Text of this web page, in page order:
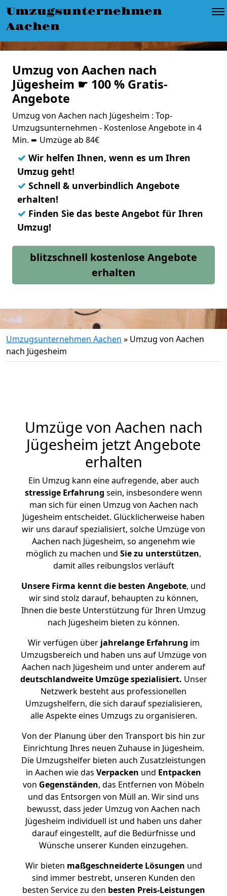
Umzugsunternehmen
Aachen
Umzug von Aachen nach
Jügesheim ☛ 100 % Gratis-
Angebote
Umzug von Aachen nach Jügesheim : Top-
Umzugsunternehmen - Kostenlose Angebote in 4
Min. ➨ Umzüge ab 84€
✓ Wir helfen Ihnen, wenn es um Ihren
Umzug geht!
✓ Schnell & unverbindlich Angebote
erhalten!
✓ Finden Sie das beste Angebot für Ihren
Umzug!
blitzschnell kostenlose Angebote
erhalten
Umzugsunternehmen Aachen » Umzug von Aachen
nach Jügesheim
Umzüge von Aachen nach
Jügesheim jetzt Angebote
erhalten
Ein Umzug kann eine aufregende, aber auch
stressige Erfahrung sein, insbesondere wenn
man sich für einen Umzug von Aachen nach
Jügesheim entscheidet. Glücklicherweise haben
wir uns darauf spezialisiert, solche Umzüge von
Aachen nach Jügesheim, so angenehm wie
möglich zu machen und Sie zu unterstützen,
damit alles reibungslos verläuft
Unsere Firma kennt die besten Angebote, und
wir sind stolz darauf, behaupten zu können,
Ihnen die beste Unterstützung für Ihren Umzug
nach Jügesheim bieten zu können.
Wir verfügen überjahrelange Erfahrung im
Umzugsbereich und haben uns auf Umzüge von
Aachen nach Jügesheim und unter anderem auf
deutschlandweite Umzüge spezialisiert. Unser
Netzwerk besteht aus professionellen
Umzugshelfern, die sich darauf spezialisieren,
alle Aspekte eines Umzugs zu organisieren.
Von der Planung über den Transport bis hin zur
Einrichtung Ihres neuen Zuhause in Jügesheim.
Die Umzugshelfer bieten auch Zusatzleistungen
in Aachen wie das Verpacken und Entpacken
von Gegenständen, das Entfernen von Möbeln
und das Entsorgen von Müll an. Wir sind uns
bewusst, dass jeder Umzug von Aachen nach
Jügesheim individuell ist und haben uns daher
darauf eingestellt, auf die Bedürfnisse und
Wünsche unserer Kunden einzugehen.
Wir bieten maßgeschneiderte Lösungen und
sind immer bestrebt, unseren Kunden den
besten Service zu den besten Preis-Leistungen